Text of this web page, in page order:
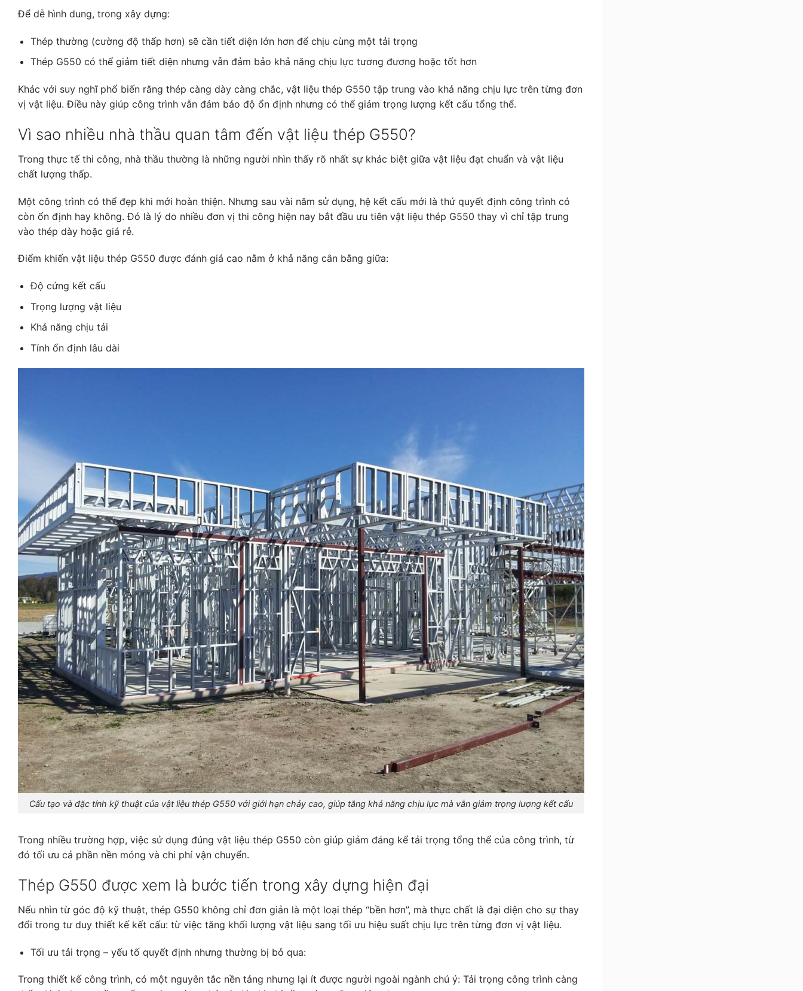
Để dễ hình dung, trong xây dựng:
Thép thường (cường độ thấp hơn) sẽ cần tiết diện lớn hơn để chịu cùng một tải trọng
Thép G550 có thể giảm tiết diện nhưng vẫn đảm bảo khả năng chịu lực tương đương hoặc tốt hơn
Khác với suy nghĩ phổ biến rằng thép càng dày càng chắc, vật liệu thép G550 tập trung vào khả năng chịu lực trên từng đơn
vị vật liệu. Điều này giúp công trình vẫn đảm bảo độ ổn định nhưng có thể giảm trọng lượng kết cấu tổng thể.
Vì sao nhiều nhà thầu quan tâm đến vật liệu thép G550?
Trong thực tế thi công, nhà thầu thường là những người nhìn thấy rõ nhất sự khác biệt giữa vật liệu đạt chuẩn và vật liệu
chất lượng thấp.
Một công trình có thể đẹp khi mới hoàn thiện. Nhưng sau vài năm sử dụng, hệ kết cấu mới là thứ quyết định công trình có
còn ổn định hay không. Đó là lý do nhiều đơn vị thi công hiện nay bắt đầu ưu tiên vật liệu thép G550 thay vì chỉ tập trung
vào thép dày hoặc giá rẻ.
Điểm khiến vật liệu thép G550 được đánh giá cao nằm ở khả năng cân bằng giữa:
Độ cứng kết cấu
Trọng lượng vật liệu
Khả năng chịu tải
Tính ổn định lâu dài
Cấu tạo và đặc tính kỹ thuật của vật liệu thép G550 với giới hạn chảy cao, giúp tăng khả năng chịu lực mà vẫn giảm trọng lượng kết cấu
Trong nhiều trường hợp, việc sử dụng đúng vật liệu thép G550 còn giúp giảm đáng kể tải trọng tổng thể của công trình, từ
đó tối ưu cả phần nền móng và chi phí vận chuyển.
Thép G550 được xem là bước tiến trong xây dựng hiện đại
Nếu nhìn từ góc độ kỹ thuật, thép G550 không chỉ đơn giản là một loại thép “bền hơn”, mà thực chất là đại diện cho sự thay
đổi trong tư duy thiết kế kết cấu: từ việc tăng khối lượng vật liệu sang tối ưu hiệu suất chịu lực trên từng đơn vị vật liệu.
Tối ưu tải trọng – yếu tố quyết định nhưng thường bị bỏ qua:
Trong thiết kế công trình, có một nguyên tắc nền tảng nhưng lại ít được người ngoài ngành chú ý: Tải trọng công trình càng